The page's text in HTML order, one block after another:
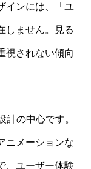
インには、「ユ
しません。見る
視されない傾向
の中心です。
ニメーションな
、ユーザー体験